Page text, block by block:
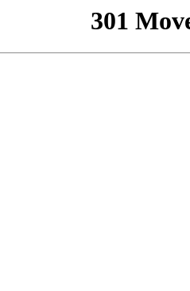
301